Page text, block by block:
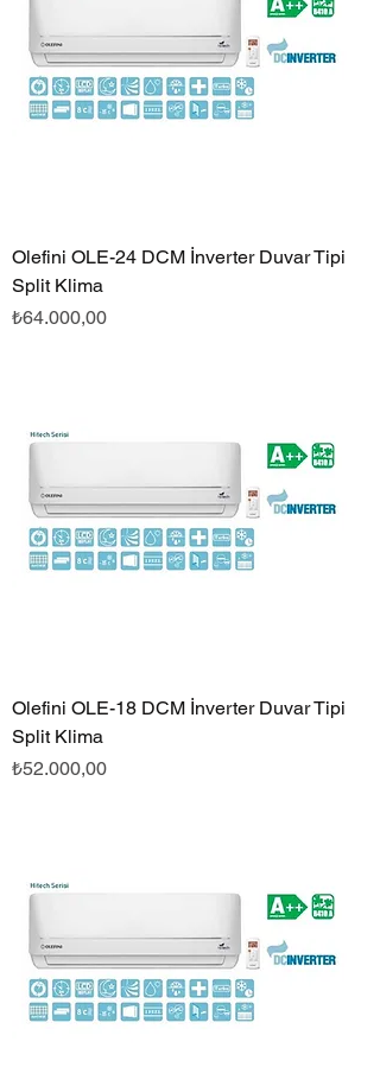
Olefini OLE-24 DCM İnverter Duvar Tipi
Split Klima
Fiyat
₺64.000,00
Olefini OLE-18 DCM İnverter Duvar Tipi
Split Klima
Fiyat
₺52.000,00